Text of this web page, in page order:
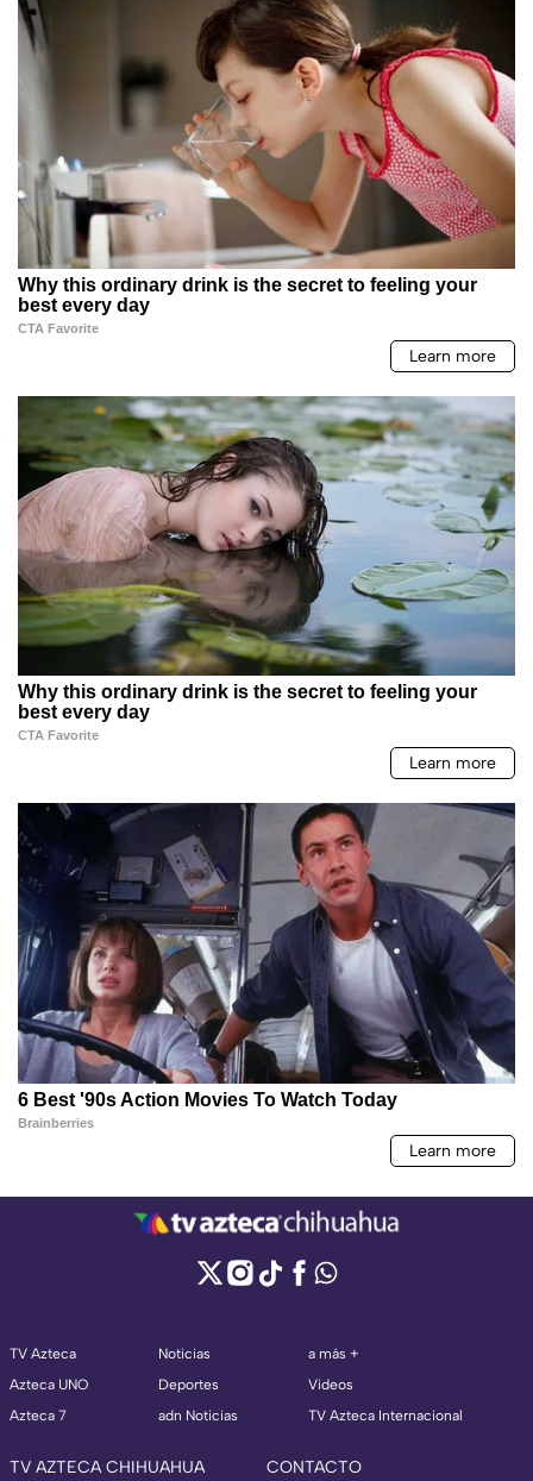
TV Azteca
Azteca UNO
Azteca 7
Noticias
Deportes
adn Noticias
a más +
Videos
TV Azteca Internacional
TV AZTECA CHIHUAHUA CONTACTO